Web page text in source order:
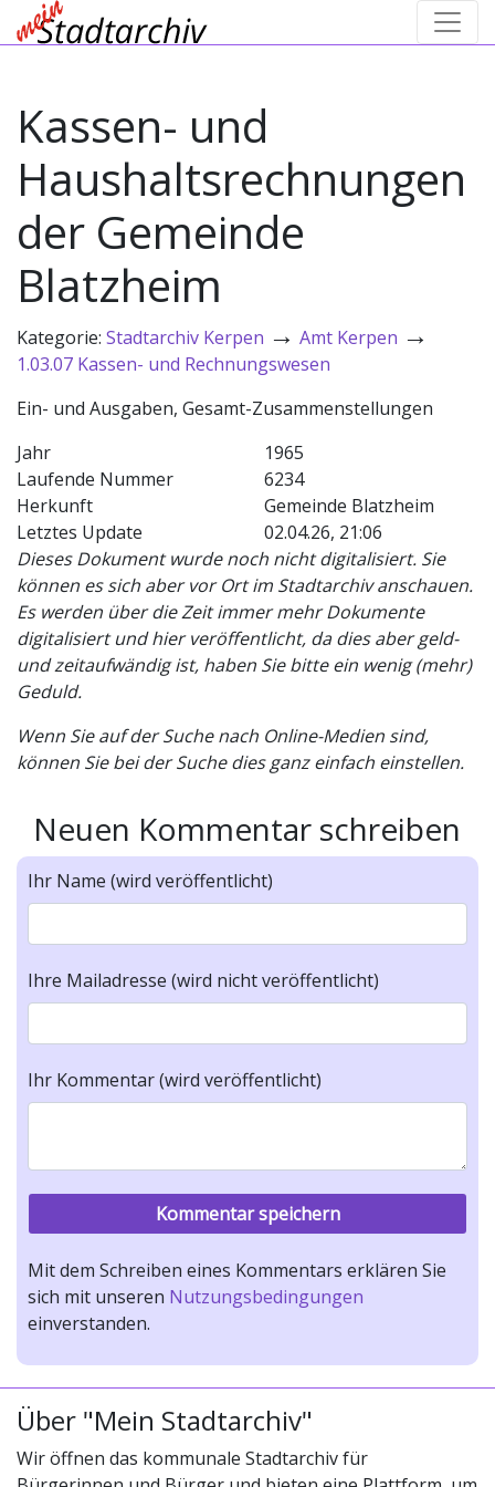
Kassen- und
Haushaltsrechnungen
der Gemeinde
Blatzheim
Kategorie: Stadtarchiv Kerpen → Amt Kerpen →
1.03.07 Kassen- und Rechnungswesen
Ein- und Ausgaben, Gesamt-Zusammenstellungen
Jahr
1965
Laufende Nummer
6234
Herkunft
Gemeinde Blatzheim
Letztes Update
02.04.26, 21:06
Dieses Dokument wurde noch nicht digitalisiert. Sie
können es sich aber vor Ort im Stadtarchiv anschauen.
Es werden über die Zeit immer mehr Dokumente
digitalisiert und hier veröffentlicht, da dies aber geld-
und zeitaufwändig ist, haben Sie bitte ein wenig (mehr)
Geduld.
Wenn Sie auf der Suche nach Online-Medien sind,
können Sie bei der Suche dies ganz einfach einstellen.
Neuen Kommentar schreiben
Ihr Name (wird veröffentlicht)
Ihre Mailadresse (wird nicht veröffentlicht)
Ihr Kommentar (wird veröffentlicht)
Mit dem Schreiben eines Kommentars erklären Sie
sich mit unseren Nutzungsbedingungen
einverstanden.
Über "Mein Stadtarchiv"
Wir öffnen das kommunale Stadtarchiv für